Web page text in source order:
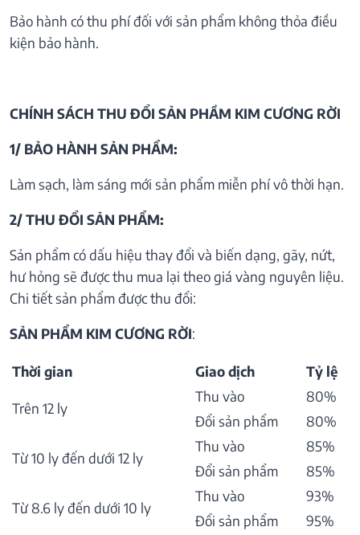
Bảo hành có thu phí đối với sản phẩm không thỏa điều
kiện bảo hành.
CHÍNH SÁCH THU ĐỔI SẢN PHẦM KIM CƯƠNG RỜI
1/ BẢO HÀNH SẢN PHẨM:
Làm sạch, làm sáng mới sản phẩm miễn phí vô thời hạn.
2/ THU ĐỔI SẢN PHẨM:
Sản phẩm có dấu hiệu thay đổi và biến dạng, gãy, nứt,
hư hỏng sẽ được thu mua lại theo giá vàng nguyên liệu.
Chi tiết sản phẩm được thu đổi:
SẢN PHẨM KIM CƯƠNG RỜI:
Thời gian Giao dịch Tỷ lệ
Trên 12 ly
Thu vào
80%
Đổi sản phẩm
80%
Từ 10 ly đến dưới 12 ly
Thu vào
85%
Đổi sản phẩm
85%
Từ 8.6 ly đến dưới 10 ly
Thu vào
93%
Đổi sản phẩm
95%